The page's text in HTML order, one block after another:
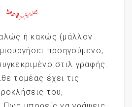
ή κακώς (μάλλον
προηγούμενο,
στιλ γραφής.
τομέας έχει τις
του,